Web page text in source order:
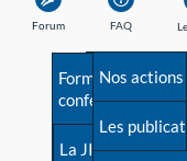
Forum FAQ
Avant la
Les débuts
Formations et
conférences
La JIA
Besoin
Nos actions
Les